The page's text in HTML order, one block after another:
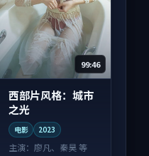
99:46
西部片风格：城市
之光
电影 2023
主演：廖凡、秦昊 等